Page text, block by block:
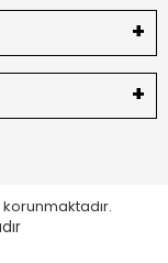
korunmaktadır.